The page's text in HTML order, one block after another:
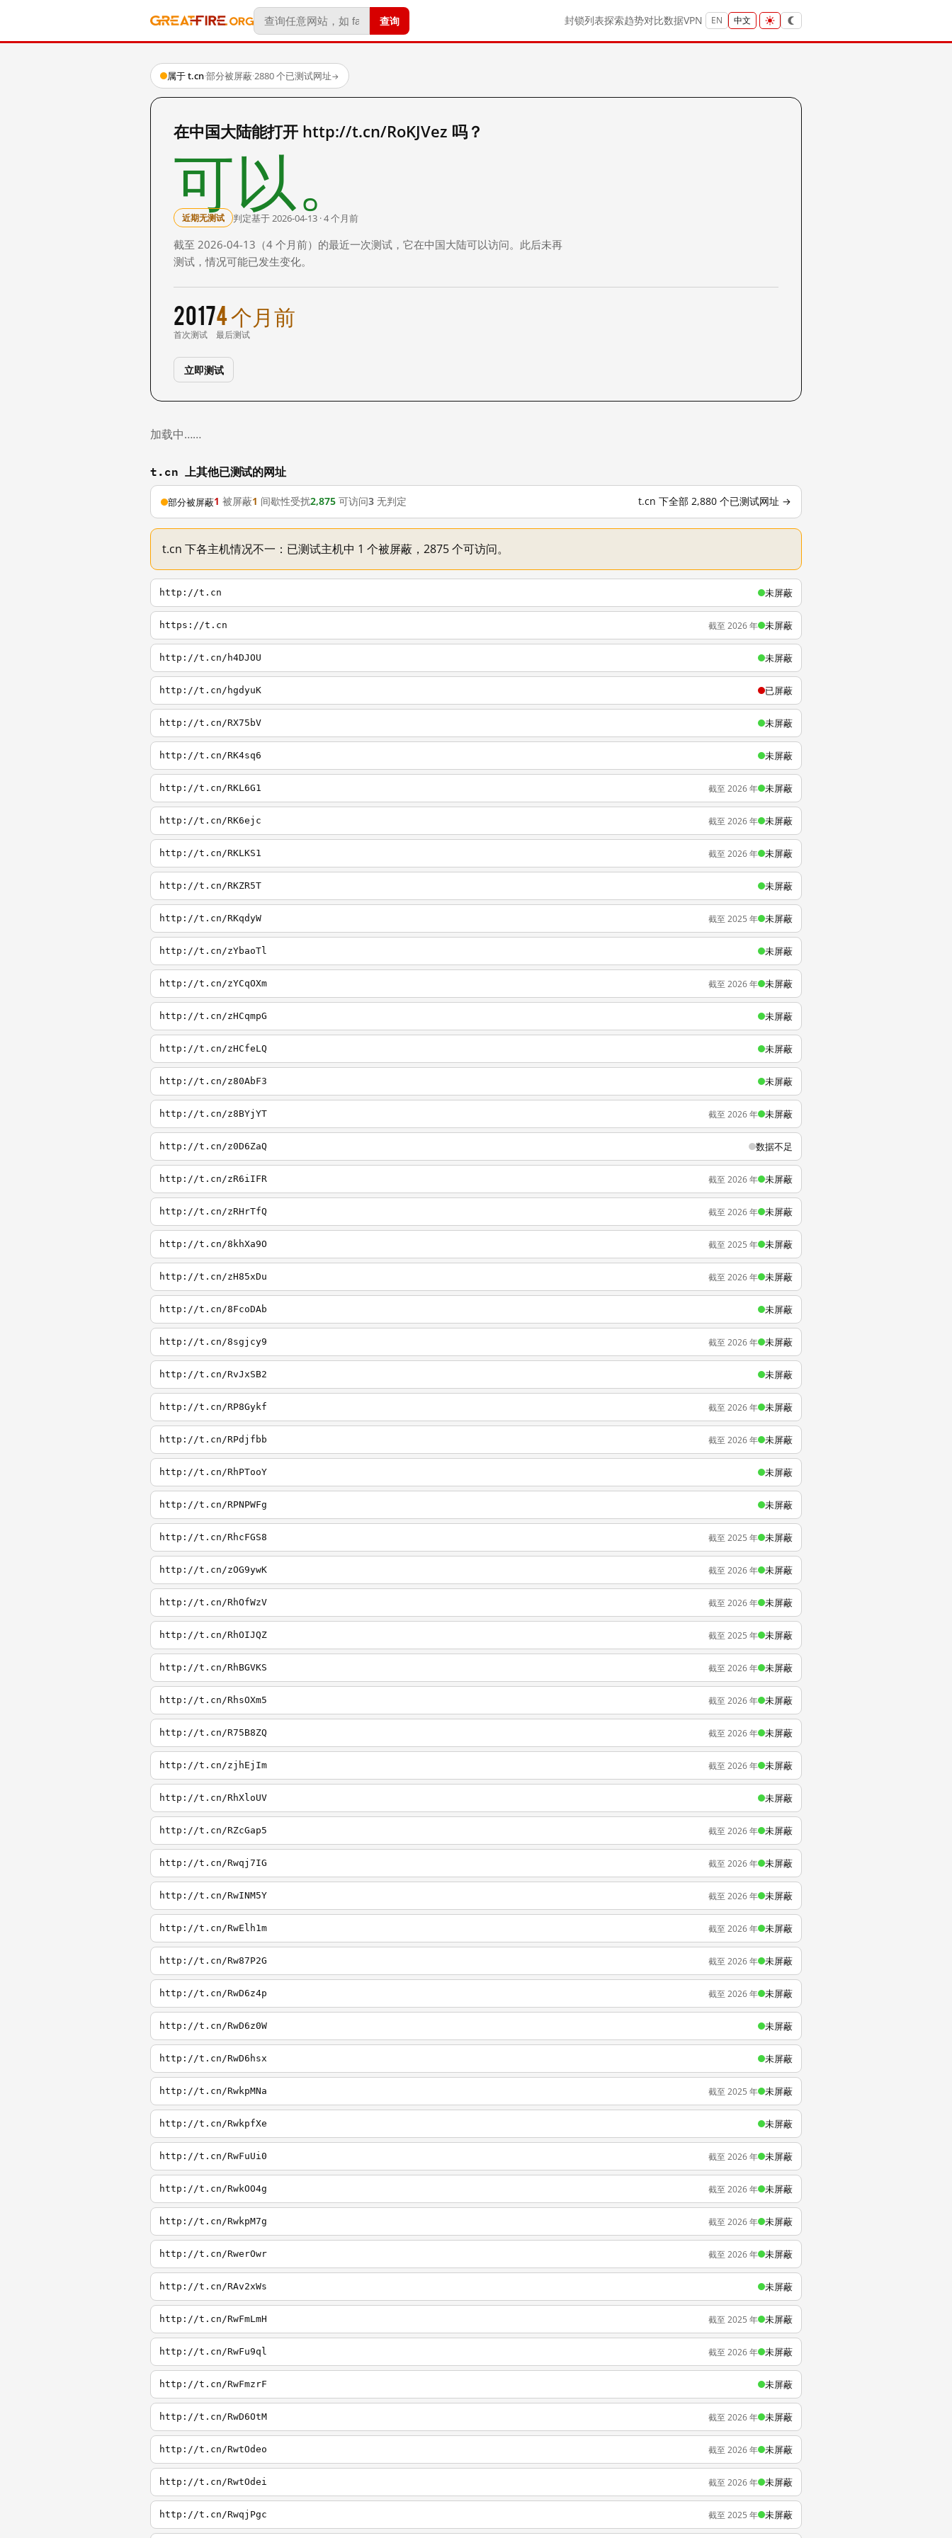
查询 封锁列表探索趋势对比数据VPN EN 中文
属于 t.cn·部分被屏蔽·2880 个已测试网址→
在中国大陆能打开 http://t.cn/RoKJVez 吗？
可以。
近期无测试 判定基于 2026-04-13 · 4 个月前
截至 2026-04-13（4 个月前）的最近一次测试，它在中国大陆可以访问。此后未再
测试，情况可能已发生变化。
2017
首次测试
4 个月前
最后测试
立即测试
加载中……
t.cn 上其他已测试的网址
部分被屏蔽1 被屏蔽1 间歇性受扰2,875 可访问3 无判定 t.cn 下全部 2,880 个已测试网址 →
t.cn 下各主机情况不一：已测试主机中 1 个被屏蔽，2875 个可访问。
http://t.cn 未屏蔽
https://t.cn 截至 2026 年 未屏蔽
http://t.cn/h4DJOU 未屏蔽
http://t.cn/hgdyuK 已屏蔽
http://t.cn/RX75bV 未屏蔽
http://t.cn/RK4sq6 未屏蔽
http://t.cn/RKL6G1 截至 2026 年 未屏蔽
http://t.cn/RK6ejc 截至 2026 年 未屏蔽
http://t.cn/RKLKS1 截至 2026 年 未屏蔽
http://t.cn/RKZR5T 未屏蔽
http://t.cn/RKqdyW 截至 2025 年 未屏蔽
http://t.cn/zYbaoTl 未屏蔽
http://t.cn/zYCqOXm 截至 2026 年 未屏蔽
http://t.cn/zHCqmpG 未屏蔽
http://t.cn/zHCfeLQ 未屏蔽
http://t.cn/z80AbF3 未屏蔽
http://t.cn/z8BYjYT 截至 2026 年 未屏蔽
http://t.cn/z0D6ZaQ 数据不足
http://t.cn/zR6iIFR 截至 2026 年 未屏蔽
http://t.cn/zRHrTfQ 截至 2026 年 未屏蔽
http://t.cn/8khXa9O 截至 2025 年 未屏蔽
http://t.cn/zH85xDu 截至 2026 年 未屏蔽
http://t.cn/8FcoDAb 未屏蔽
http://t.cn/8sgjcy9 截至 2026 年 未屏蔽
http://t.cn/RvJxSB2 未屏蔽
http://t.cn/RP8Gykf 截至 2026 年 未屏蔽
http://t.cn/RPdjfbb 截至 2026 年 未屏蔽
http://t.cn/RhPTooY 未屏蔽
http://t.cn/RPNPWFg 未屏蔽
http://t.cn/RhcFGS8 截至 2025 年 未屏蔽
http://t.cn/zOG9ywK 截至 2026 年 未屏蔽
http://t.cn/RhOfWzV 截至 2026 年 未屏蔽
http://t.cn/RhOIJQZ 截至 2025 年 未屏蔽
http://t.cn/RhBGVKS 截至 2026 年 未屏蔽
http://t.cn/RhsOXm5 截至 2026 年 未屏蔽
http://t.cn/R75B8ZQ 截至 2026 年 未屏蔽
http://t.cn/zjhEjIm 截至 2026 年 未屏蔽
http://t.cn/RhXloUV 未屏蔽
http://t.cn/RZcGap5 截至 2026 年 未屏蔽
http://t.cn/Rwqj7IG 截至 2026 年 未屏蔽
http://t.cn/RwINM5Y 截至 2026 年 未屏蔽
http://t.cn/RwElh1m 截至 2026 年 未屏蔽
http://t.cn/Rw87P2G 截至 2026 年 未屏蔽
http://t.cn/RwD6z4p 截至 2026 年 未屏蔽
http://t.cn/RwD6z0W 未屏蔽
http://t.cn/RwD6hsx 未屏蔽
http://t.cn/RwkpMNa 截至 2025 年 未屏蔽
http://t.cn/RwkpfXe 未屏蔽
http://t.cn/RwFuUi0 截至 2026 年 未屏蔽
http://t.cn/RwkOO4g 截至 2026 年 未屏蔽
http://t.cn/RwkpM7g 截至 2026 年 未屏蔽
http://t.cn/RwerOwr 截至 2026 年 未屏蔽
http://t.cn/RAv2xWs 未屏蔽
http://t.cn/RwFmLmH 截至 2025 年 未屏蔽
http://t.cn/RwFu9ql 截至 2026 年 未屏蔽
http://t.cn/RwFmzrF 未屏蔽
http://t.cn/RwD6OtM 截至 2026 年 未屏蔽
http://t.cn/RwtOdeo 截至 2026 年 未屏蔽
http://t.cn/RwtOdei 截至 2026 年 未屏蔽
http://t.cn/RwqjPgc 截至 2025 年 未屏蔽